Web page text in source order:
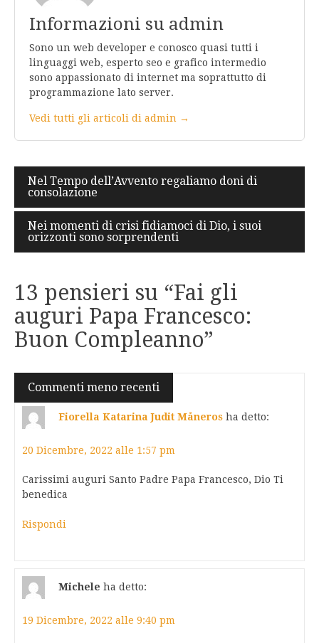
Informazioni su admin
Sono un web developer e conosco quasi tutti i
linguaggi web, esperto seo e grafico intermedio
sono appassionato di internet ma soprattutto di
programmazione lato server.
Vedi tutti gli articoli di admin →
Navigazione
articoli
Nel Tempo dell’Avvento regaliamo doni di
consolazione
Nei momenti di crisi fidiamoci di Dio, i suoi
orizzonti sono sorprendenti
13 pensieri su “Fai gli
auguri Papa Francesco:
Buon Compleanno”
Navigazione
commenti
Commenti meno recenti
Fiorella Katarina Judit Måneros ha detto:
20 Dicembre, 2022 alle 1:57 pm
Carissimi auguri Santo Padre Papa Francesco, Dio Ti
benedica
Rispondi
Michele ha detto:
19 Dicembre, 2022 alle 9:40 pm